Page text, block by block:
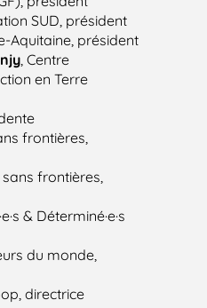
SUD, président
Aquitaine, président
, Centre
en Terre
frontières,
sans frontières,
& Déterminé·e·s
du monde,
directrice